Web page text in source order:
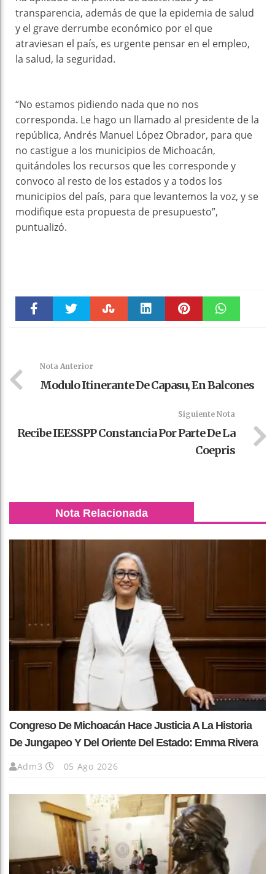
transparencia, además de que la epidemia de salud
y el grave derrumbe económico por el que
atraviesan el país, es urgente pensar en el empleo,
la salud, la seguridad.
“No estamos pidiendo nada que no nos
corresponda. Le hago un llamado al presidente de la
república, Andrés Manuel López Obrador, para que
no castigue a los municipios de Michoacán,
quitándoles los recursos que les corresponde y
convoco al resto de los estados y a todos los
municipios del país, para que levantemos la voz, y se
modifique esta propuesta de presupuesto”,
puntualizó.
Nota Anterior
Modulo Itinerante De Capasu, En Balcones
Siguiente Nota
Recibe IEESSPP Constancia Por Parte De La
Coepris
Nota Relacionada
Congreso De Michoacán Hace Justicia A La Historia
De Jungapeo Y Del Oriente Del Estado: Emma Rivera
Adm3 05 Ago 2026